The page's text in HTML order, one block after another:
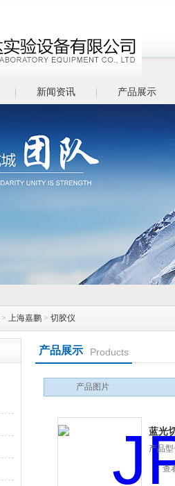
新闻资讯 产品展示
> 上海嘉鹏 > 切胶仪
产品展示 Products
产品图片
蓝光
产品
查